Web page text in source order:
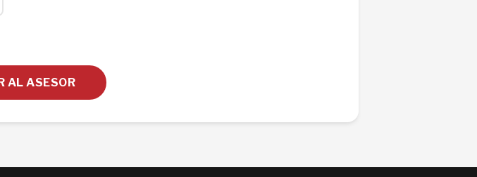
AL ASESOR